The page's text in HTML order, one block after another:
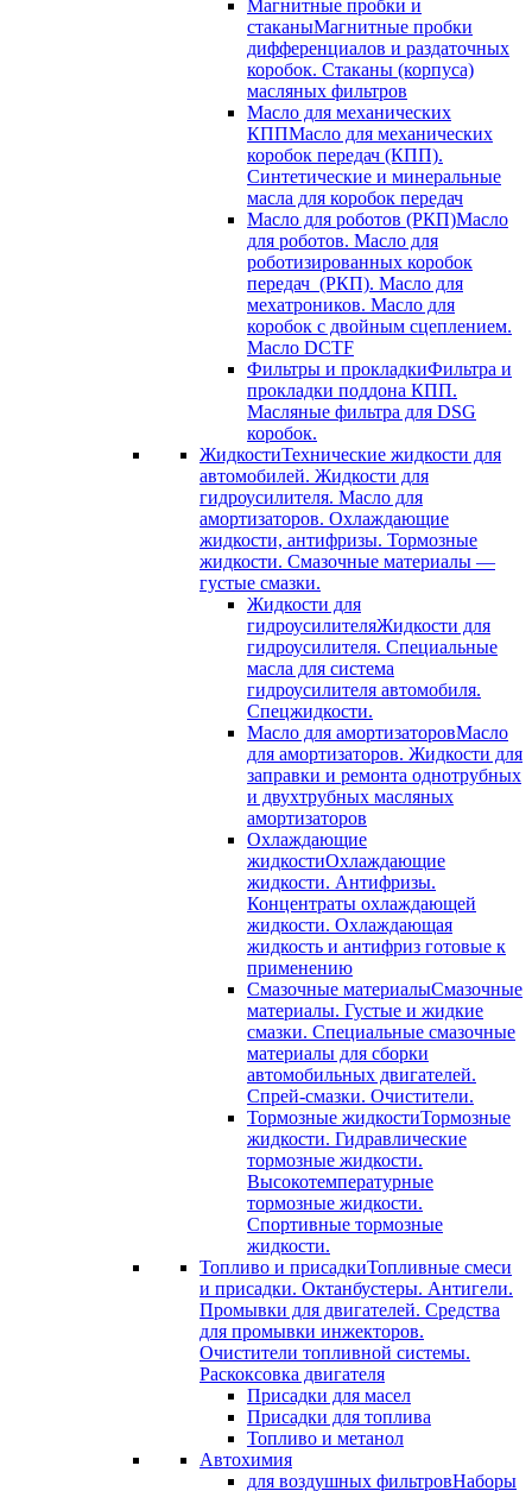
Магнитные пробки и
стаканыМагнитные пробки
дифференциалов и раздаточных
коробок. Стаканы (корпуса)
масляных фильтров
Масло для механических
КППМасло для механических
коробок передач (КПП).
Синтетические и минеральные
масла для коробок передач
Масло для роботов (РКП)Масло
для роботов. Масло для
роботизированных коробок
передач (РКП). Масло для
мехатроников. Масло для
коробок с двойным сцеплением.
Масло DCTF
Фильтры и прокладкиФильтра и
прокладки поддона КПП.
Масляные фильтра для DSG
коробок.
ЖидкостиТехнические жидкости для
автомобилей. Жидкости для
гидроусилителя. Масло для
амортизаторов. Охлаждающие
жидкости, антифризы. Тормозные
жидкости. Смазочные материалы —
густые смазки.
Жидкости для
гидроусилителяЖидкости для
гидроусилителя. Специальные
масла для система
гидроусилителя автомобиля.
Спецжидкости.
Масло для амортизаторовМасло
для амортизаторов. Жидкости для
заправки и ремонта однотрубных
и двухтрубных масляных
амортизаторов
Охлаждающие
жидкостиОхлаждающие
жидкости. Антифризы.
Концентраты охлаждающей
жидкости. Охлаждающая
жидкость и антифриз готовые к
применению
Смазочные материалыСмазочные
материалы. Густые и жидкие
смазки. Специальные смазочные
материалы для сборки
автомобильных двигателей.
Спрей-смазки. Очистители.
Тормозные жидкостиТормозные
жидкости. Гидравлические
тормозные жидкости.
Высокотемпературные
тормозные жидкости.
Спортивные тормозные
жидкости.
Топливо и присадкиТопливные смеси
и присадки. Октанбустеры. Антигели.
Промывки для двигателей. Средства
для промывки инжекторов.
Очистители топливной системы.
Раскоксовка двигателя
Присадки для масел
Присадки для топлива
Топливо и метанол
Автохимия
для воздушных фильтровНаборы